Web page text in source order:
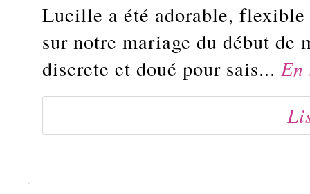
Lucille a été adorable,
sur notre mariage du début de
discrete et doué pour sais... En